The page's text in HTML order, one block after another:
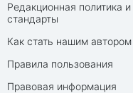
Редакционная политика и
стандарты
Как стать нашим автором
Правила пользования
Правовая информация